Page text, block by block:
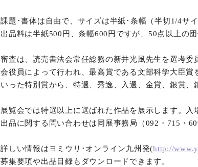
課題･書体は自由で、サイズは半紙･条幅（半切1/4サ
出品料は半紙500円、条幅600円ですが、50点以上の
審査は、読売書法会常任総務の新井光風先生を選考
会役員によって行われ、最高賞である文部科学大臣賞
いった特別賞から、特選、秀逸、入選、金賞、銀賞、
展覧会では特選以上に選ばれた作品を展示します。入
出品に関する問い合わせは同展事務局（092・715・
詳しい情報はヨミウリ･オンライン九州発(http://
募集要項や出品目録もダウンロードできます。